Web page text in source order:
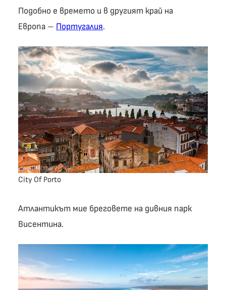
Подобно е времето и в другият край на
Европа – Португалия.
City Of Porto
Атлантикът мие бреговете на дивния парк
Висентина.